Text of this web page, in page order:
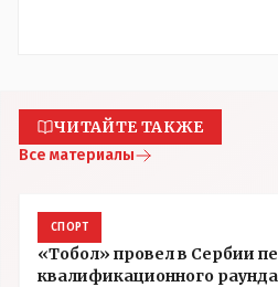
ЧИТАЙТЕ ТАКЖЕ
Все материалы
СПОРТ
«Тобол» провел в Сербии
квалификационного